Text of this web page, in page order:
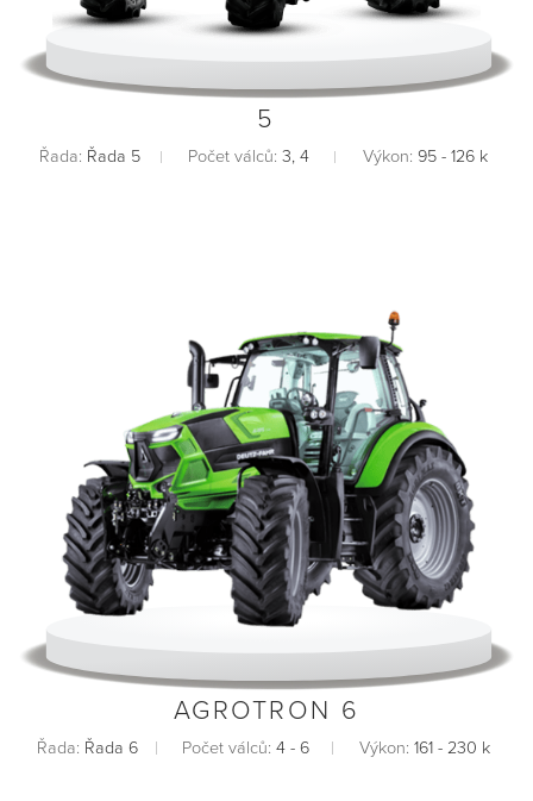
5
Řada: Řada 5 Počet válců: 3, 4 Výkon: 95 - 126 k
AGROTRON 6
Řada: Řada 6 Počet válců: 4 - 6 Výkon: 161 - 230 k